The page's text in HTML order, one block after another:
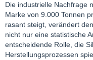
Die industrielle Nachfrage
Marke von 9.000 Tonnen
rasant steigt, verändert
nicht nur eine statistische
entscheidende Rolle, die
Herstellungsprozessen